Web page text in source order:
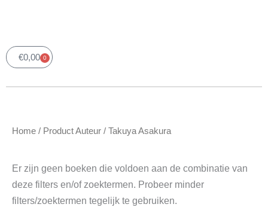
€0,00 0
Winkelwagen
Home / Product Auteur / Takuya Asakura
Er zijn geen boeken die voldoen aan de combinatie
van deze filters en/of zoektermen. Probeer minder
filters/zoektermen tegelijk te gebruiken.